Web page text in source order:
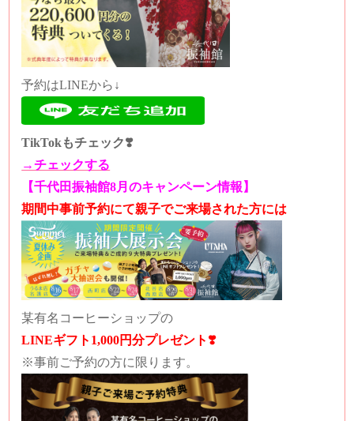
予約はLINEから↓
TikTokもチェック❣️
→チェックする
【千代田振袖館8月のキャンペーン情報】
期間中事前予約にて親子でご来場された方には
某有名コーヒーショップの
LINEギフト1,000円分プレゼント❣️
※事前ご予約の方に限ります。